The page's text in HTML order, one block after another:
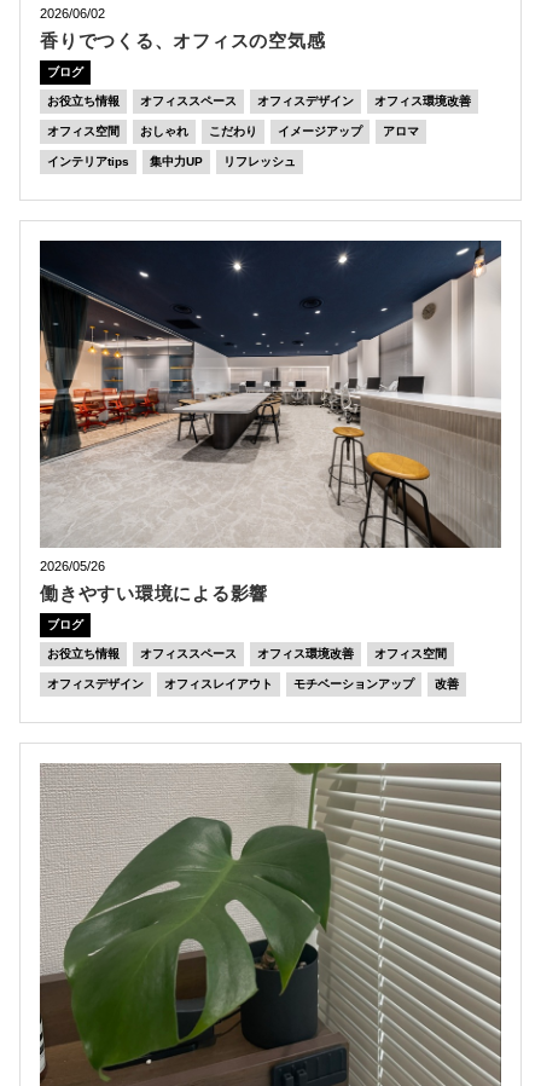
2026/06/02
香りでつくる、オフィスの空気感
ブログ
お役立ち情報 オフィススペース オフィスデザイン オフィス環境改善
オフィス空間 おしゃれ こだわり イメージアップ アロマ
インテリアtips 集中力UP リフレッシュ
2026/05/26
働きやすい環境による影響
ブログ
お役立ち情報 オフィススペース オフィス環境改善 オフィス空間
オフィスデザイン オフィスレイアウト モチベーションアップ 改善